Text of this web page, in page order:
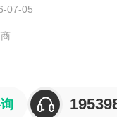
+250℃的工作温度范围
07-05